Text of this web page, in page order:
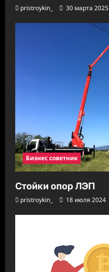
pristroykin_ 30 марта 2025
Бизнес советник
Стойки опор ЛЭП
pristroykin_ 18 июля 2024